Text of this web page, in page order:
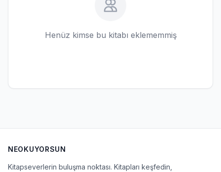
Henüz kimse bu kitabı eklememmiş
NEOKUYORSUN
Kitapseverlerin buluşma noktası. Kitapları keşfedin,